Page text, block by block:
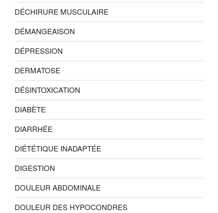
DÉCHIRURE MUSCULAIRE
DÉMANGEAISON
DÉPRESSION
DERMATOSE
DÉSINTOXICATION
DIABÈTE
DIARRHÉE
DIÉTÉTIQUE INADAPTÉE
DIGESTION
DOULEUR ABDOMINALE
DOULEUR DES HYPOCONDRES